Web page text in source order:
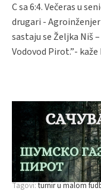
C sa 6:4. Večeras u
drugari -
sastaju se Željka Niš
Vodovod Pirot.”- kaže
Tagovi:turnir u malom